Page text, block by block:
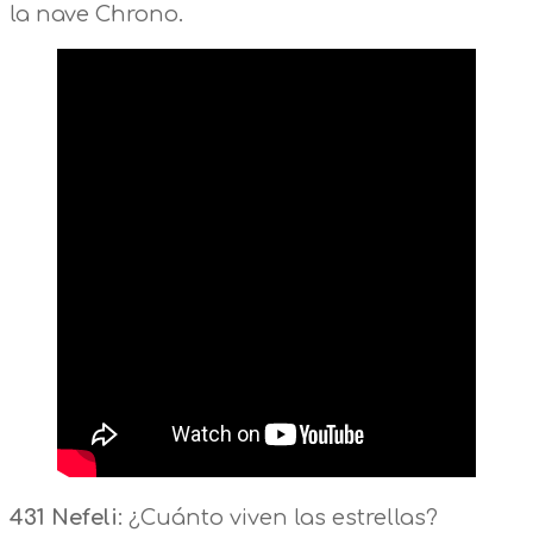
la nave Chrono.
431 Nefeli: ¿Cuánto viven las estrellas?